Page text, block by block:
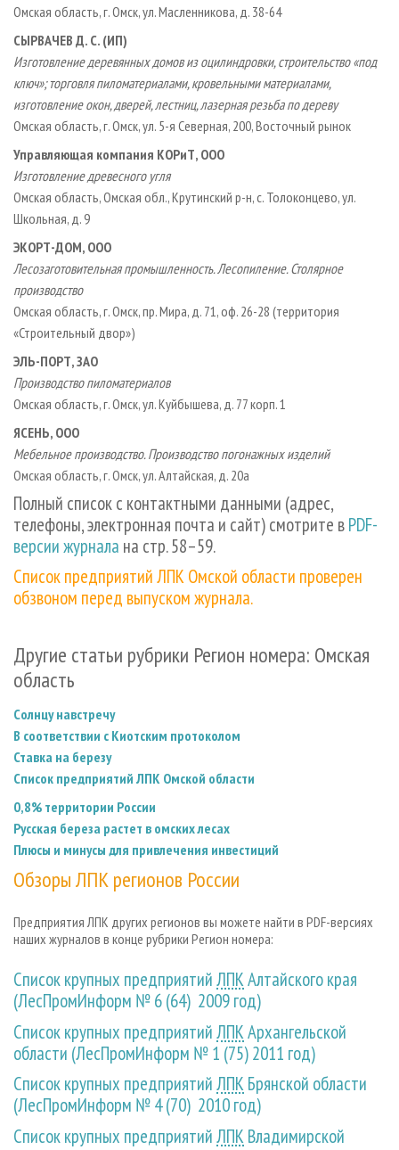
Омская область, г. Омск, ул. Масленникова, д. 38-64
СЫРВАЧЕВ Д. С. (ИП)
Изготовление деревянных домов из оцилиндровки, строительство «под
ключ»; торговля пиломатериалами, кровельными материалами,
изготовление окон, дверей, лестниц, лазерная резьба по дереву
Омская область, г. Омск, ул. 5-я Северная, 200, Восточный рынок
Управляющая компания КОРиТ, ООО
Изготовление древесного угля
Омская область, Омская обл., Крутинский р-н, с. Толоконцево, ул.
Школьная, д. 9
ЭКОРТ-ДОМ, ООО
Лесозаготовительная промышленность. Лесопиление. Столярное
производство
Омская область, г. Омск, пр. Мира, д. 71, оф. 26-28 (территория
«Строительный двор»)
ЭЛЬ-ПОРТ, ЗАО
Производство пиломатериалов
Омская область, г. Омск, ул. Куйбышева, д. 77 корп. 1
ЯСЕНЬ, ООО
Мебельное производство. Производство погонажных изделий
Омская область, г. Омск, ул. Алтайская, д. 20а
Полный список с контактными данными (адрес,
телефоны, электронная почта и сайт) смотрите вPDF-
версии журнала на стр. 58–59.
Список предприятий ЛПК Омской области проверен
обзвоном перед выпуском журнала.
Другие статьи рубрики Регион номера: Омская
область
Солнцу навстречу
В соответствии с Киотским протоколом
Ставка на березу
Список предприятий ЛПК Омской области
0,8% территории России
Русская береза растет в омских лесах
Плюсы и минусы для привлечения инвестиций
Обзоры ЛПК регионов России
Предприятия ЛПК других регионов вы можете найти в PDF-версиях
наших журналов в конце рубрики Регион номера:
Список крупных предприятийЛПКАлтайского края
(ЛесПромИнформ № 6 (64) 2009 год)
Список крупных предприятийЛПКАрхангельской
области (ЛесПромИнформ № 1 (75) 2011 год)
Список крупных предприятийЛПКБрянской области
(ЛесПромИнформ № 4 (70) 2010 год)
Список крупных предприятийЛПКВладимирской